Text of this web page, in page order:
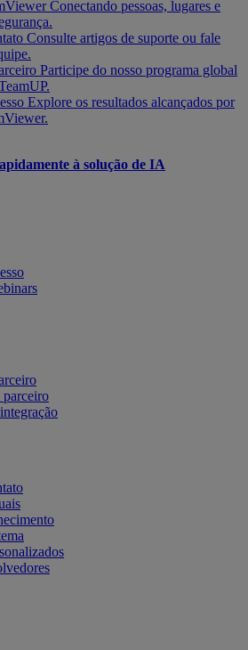
Conectando pessoas, lugares e
Consulte artigos de suporte ou fale
Participe do nosso programa global
Explore os resultados alcançados por
à solução de IA